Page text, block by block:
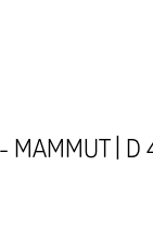
MAMMUT |